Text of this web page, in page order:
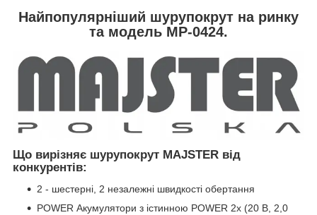
Найпопулярніший шурупокрут на ринку
та модель MP-0424.
Що вирізняє шурупокрут MAJSTER від
конкурентів:
2 - шестерні, 2 незалежні швидкості обертання
POWER Акумулятори з істинною POWER 2x (20 В, 2,0